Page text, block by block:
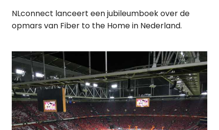
NLconnect lanceert een jubileumboek over de
opmars van Fiber to the Home in Nederland.